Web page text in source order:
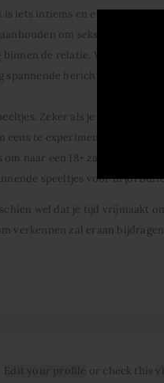
is iets intiems en een uiting
om seks te houden
de relatie. Verras je
berichtjes. Je zal
Zeker als je al een
eens te experimenteren en
naar een 18+ zaak te gaan
speeltjes voor in (of
wel dat je tijd vrijmaakt
verkennen zal eraan
Edit your profile or check this